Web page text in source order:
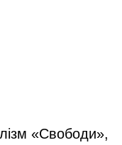
«Свободи»,